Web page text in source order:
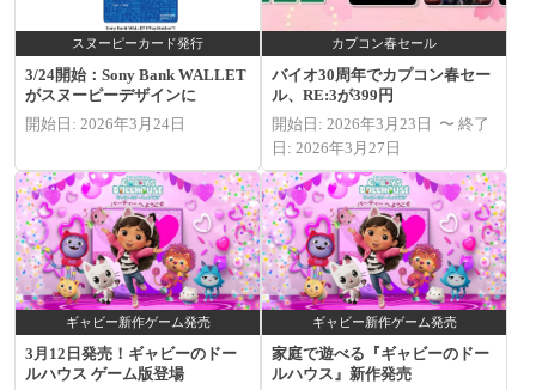
スヌーピーカード発行
3/24開始：Sony Bank WALLET
がスヌーピーデザインに
開始日: 2026年3月24日
カプコン春セール
バイオ30周年でカプコン春セー
ル、RE:3が399円
開始日: 2026年3月23日 〜 終了
日: 2026年3月27日
ギャビー新作ゲーム発売
3月12日発売！ギャビーのドー
ルハウス ゲーム版登場
ギャビー新作ゲーム発売
家庭で遊べる『ギャビーのドー
ルハウス』新作発売